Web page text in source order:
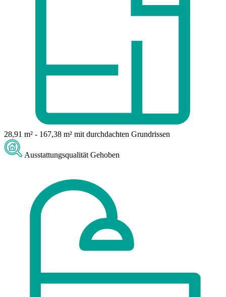
28,91 m² - 167,38 m² mit durchdachten Grundrissen
Ausstattungsqualität Gehoben